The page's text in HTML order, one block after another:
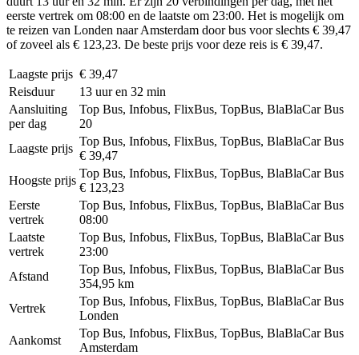
eerste vertrek om 08:00 en de laatste om 23:00. Het is mogelijk om
te reizen van Londen naar Amsterdam door bus voor slechts € 39,47
of zoveel als € 123,23. De beste prijs voor deze reis is € 39,47.
Laagste prijs € 39,47
Reisduur
13 uur en 32 min
Aansluiting
per dag
Top Bus, Infobus, FlixBus, TopBus, BlaBlaCar Bus
20
Laagste prijs
Top Bus, Infobus, FlixBus, TopBus, BlaBlaCar Bus
€ 39,47
Hoogste prijs
Top Bus, Infobus, FlixBus, TopBus, BlaBlaCar Bus
€ 123,23
Eerste
vertrek
Top Bus, Infobus, FlixBus, TopBus, BlaBlaCar Bus
08:00
Laatste
vertrek
Top Bus, Infobus, FlixBus, TopBus, BlaBlaCar Bus
23:00
Afstand
Top Bus, Infobus, FlixBus, TopBus, BlaBlaCar Bus
354,95 km
Vertrek
Top Bus, Infobus, FlixBus, TopBus, BlaBlaCar Bus
Londen
Aankomst
Top Bus, Infobus, FlixBus, TopBus, BlaBlaCar Bus
Amsterdam